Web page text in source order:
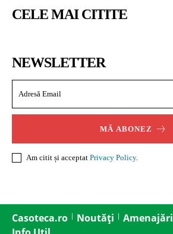
CELE MAI CITITE
NEWSLETTER
MĂ ABONEZ
Am citit și acceptat Privacy Policy.
Casoteca.ro Noutăți Amenajări